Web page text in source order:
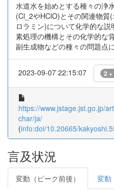
水道水を始めとする種々の浄
(Cl_2やHClO)とその関連物質
ロラミン)について化学的な
素処理の機構とその化学的な
副生成物などの種々の問題点
2023-09-07 22:15:07 2 +
https://www.jstage.jst.go.jp/
char/ja/
(info:doi/10.20665/
言及状況
変動（ピーク前後） 変動